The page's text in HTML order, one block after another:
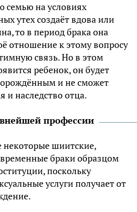
семью на условиях
утех создаёт вдова или
то в период брака она
отношение к этому вопросу
связь. Но в этом
ребенок, он будет
и не сможет
и наследство отца.
профессии
некоторые шиитские,
браки образцом
поскольку
услуги получает от